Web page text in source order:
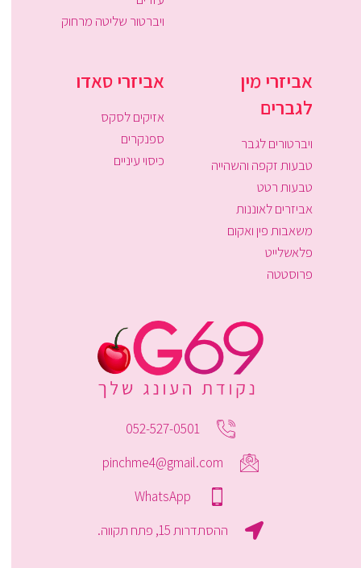
ויברטור שליטה מרחוק
אביזרי מין
לגברים
ויברטורים לגבר
טבעות זקפה והשהייה
טבעות רטט
אביזרים לאוננות
משאבות פין ואקום
פלאשלייט
פרוסטטה
אביזרי סאדו
אזיקים לסקס
ספנקרים
כיסוי עיניים
052-527-0501
pinchme4@gmail.com
WhatsApp
ההסתדרות 15, פתח תקווה.